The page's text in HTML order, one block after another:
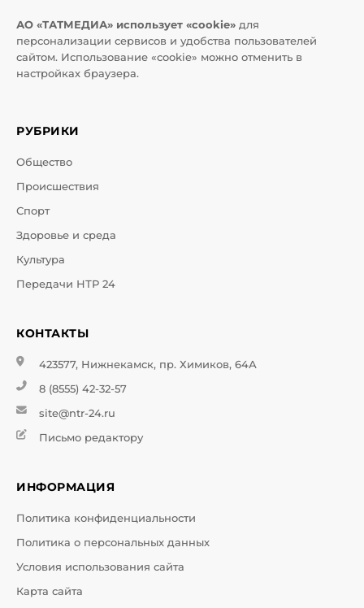
АО «ТАТМЕДИА» использует «cookie» для
персонализации сервисов и удобства пользователей
сайтом. Использование «cookie» можно отменить в
настройках браузера.
РУБРИКИ
Общество
Происшествия
Спорт
Здоровье и среда
Культура
Передачи НТР 24
КОНТАКТЫ
423577, Нижнекамск, пр. Химиков, 64А
8 (8555) 42-32-57
site@ntr-24.ru
Письмо редактору
ИНФОРМАЦИЯ
Политика конфиденциальности
Политика о персональных данных
Условия использования сайта
Карта сайта